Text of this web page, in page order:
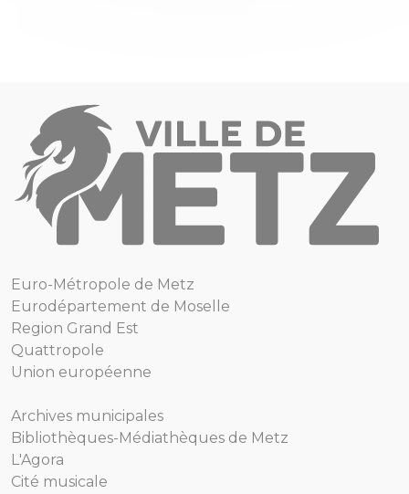
Euro-Métropole de Metz
Eurodépartement de Moselle
Region Grand Est
Quattropole
Union européenne
Archives municipales
Bibliothèques-Médiathèques de Metz
L'Agora
Cité musicale